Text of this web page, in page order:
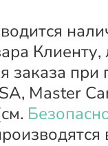
Клиенту,
заказа
Master